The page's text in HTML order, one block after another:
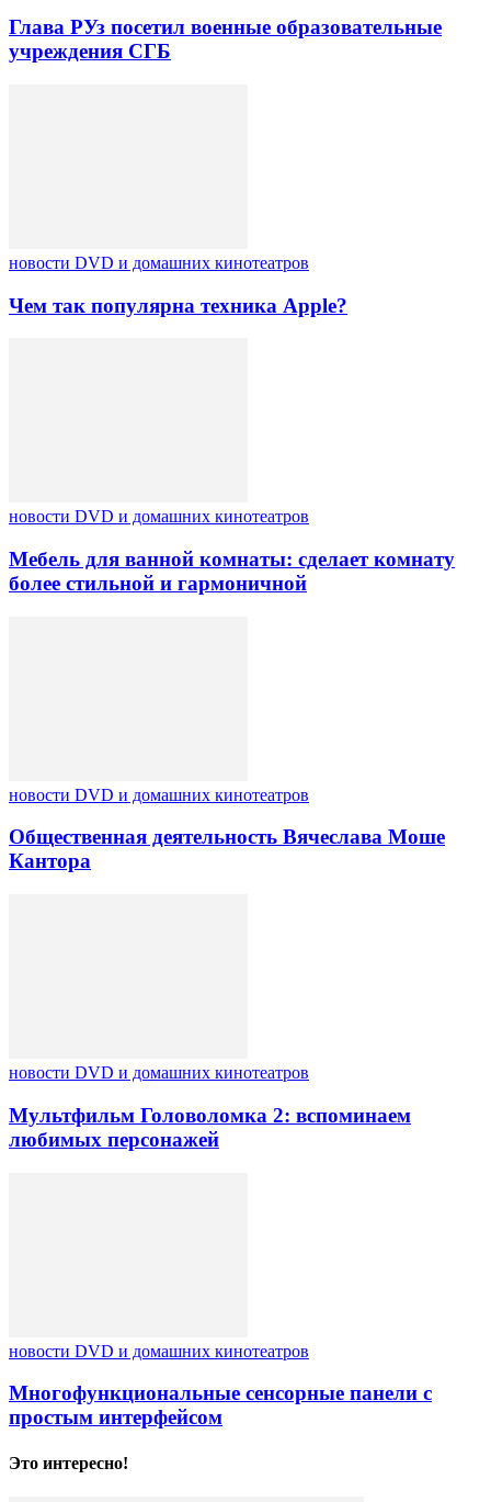
Глава РУз посетил военные образовательные
учреждения СГБ
новости DVD и домашних кинотеатров
Чем так популярна техника Apple?
новости DVD и домашних кинотеатров
Мебель для ванной комнаты: сделает комнату
более стильной и гармоничной
новости DVD и домашних кинотеатров
Общественная деятельность Вячеслава Моше
Кантора
новости DVD и домашних кинотеатров
Мультфильм Головоломка 2: вспоминаем
любимых персонажей
новости DVD и домашних кинотеатров
Многофункциональные сенсорные панели с
простым интерфейсом
Это интересно!